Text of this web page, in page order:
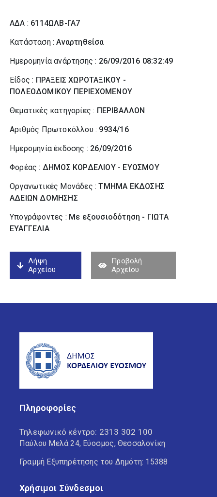
ΑΔΑ : 6114ΩΛΒ-ΓΑ7
Κατάσταση :Αναρτηθείσα
Ημερομηνία ανάρτησης : 26/09/2016 08:32:49
Είδος : ΠΡΑΞΕΙΣ ΧΩΡΟΤΑΞΙΚΟΥ -
ΠΟΛΕΟΔΟΜΙΚΟΥ ΠΕΡΙΕΧΟΜΕΝΟΥ
Θεματικές κατηγορίες : ΠΕΡΙΒΑΛΛΟΝ
Αριθμός Πρωτοκόλλου : 9934/16
Ημερομηνία έκδοσης : 26/09/2016
Φορέας : ΔΗΜΟΣ ΚΟΡΔΕΛΙΟΥ - ΕΥΟΣΜΟΥ
Οργανωτικές Μονάδες :ΤΜΗΜΑ ΕΚΔΟΣΗΣ
ΑΔΕΙΩΝ ΔΟΜΗΣΗΣ
Υπογράφοντες : Με εξουσιοδότηση - ΓΙΩΤΑ
ΕΥΑΓΓΕΛΙΑ
Λήψη
Αρχείου
Προβολή
Αρχείου
Πληροφορίες
Τηλεφωνικό κέντρο: 2313 302 100
Παύλου Μελά 24, Εύοσμος, Θεσσαλονίκη
Γραμμή Εξυπηρέτησης του Δημότη: 15388
Χρήσιμοι Σύνδεσμοι